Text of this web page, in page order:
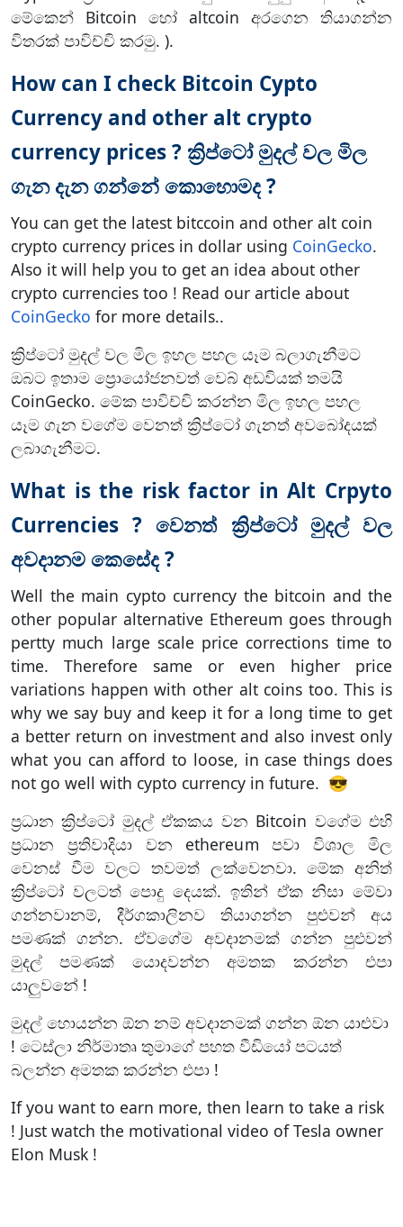
මේකෙන් Bitcoin හෝ altcoin අරගෙන තියාගන්න
විතරක් පාවිච්චි කරමු. ).
How can I check Bitcoin Cypto
Currency and other alt crypto
currency prices ? ක්‍රිප්ටෝ මුදල් වල මිල
ගැන දැන ගන්නේ කොහොමද ?
You can get the latest bitccoin and other alt coin
crypto currency prices in dollar using CoinGecko.
Also it will help you to get an idea about other
crypto currencies too ! Read our article about
CoinGecko for more details..
ක්‍රිප්ටෝ මුදල් වල මිල ඉහල පහල යෑම බලාගැනීමට
ඔබට ඉතාම ප්‍රොයෝජනවත් වෙබ් අඩවියක් තමයි
CoinGecko. මේක පාවිච්චි කරන්න මිල ඉහල පහල
යෑම ගැන වගේම වෙනත් ක්‍රිප්ටෝ ගැනත් අවබෝදයක්
ලබාගැනීමට.
What is the risk factor in Alt Crpyto
Currencies ? වෙනත් ක්‍රිප්ටෝ මුදල් වල
අවදානම කෙසේද ?
Well the main cypto currency the bitcoin and the
other popular alternative Ethereum goes through
pertty much large scale price corrections time to
time. Therefore same or even higher price
variations happen with other alt coins too. This is
why we say buy and keep it for a long time to get
a better return on investment and also invest only
what you can afford to loose, in case things does
not go well with cypto currency in future. 😎
ප්‍රධාන ක්‍රිප්ටෝ මුදල් ඒකකය වන Bitcoin වගේම එහි
ප්‍රධාන ප්‍රතිවාදියා වන ethereum පවා විශාල මිල
වෙනස් වීම වලට තවමත් ලක්වෙනවා. මේක අනිත්
ක්‍රිප්ටෝ වලටත් පොදු දෙයක්. ඉතින් ඒක නිසා මේවා
ගන්නවානම්, දීර්ගකාලිනව තියාගන්න පුළුවන් අය
පමණක් ගන්න. ඒවගේම අවදානමක් ගන්න පුළුවන්
මුදල් පමණක් යොදවන්න අමතක කරන්න එපා
යාලුවනේ !
මුදල් හොයන්න ඕන නම් අවදානමක් ගන්න ඕන යාළුවා
! ටෙස්ලා නිර්මාතෘ තුමාගේ පහත වීඩියෝ පටයත්
බලන්න අමතක කරන්න එපා !
If you want to earn more, then learn to take a risk
! Just watch the motivational video of Tesla owner
Elon Musk !